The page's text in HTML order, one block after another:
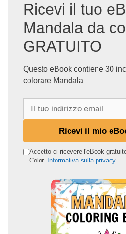
Ricevi il tuo
Mandala da
GRATUITO
Questo eBook contiene 30
colorare Mandala
o
Ricevi il mio
Accetto di ricevere l'eBook
Color. Informativa sulla privacy